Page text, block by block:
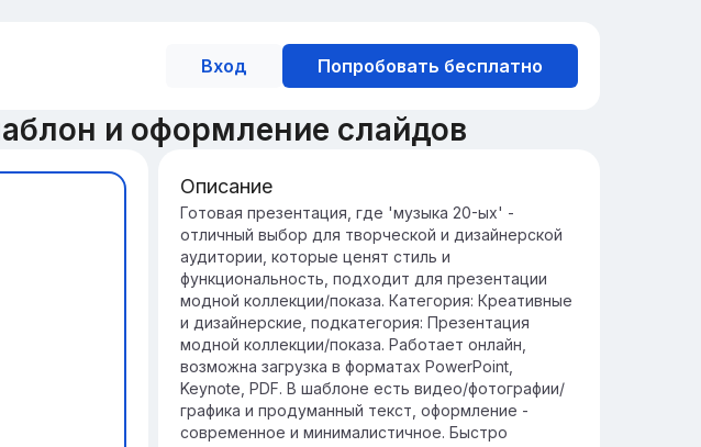
Вход Попробовать бесплатно
и оформление слайдов
Музыка 1920-х: История и значение
1920-е годы стали эпохой джаза и
культурного ренессанса, когда музыка
олицетворяла дух свободы и новых
возможностей.
Музыка 1920-х годов оказала значительное
влияние на развитие последующих
музыкальных жанров и формировала
социальные и культурные изменения.
Описание
Готовая презентация, где 'музыка 20-ых' -
отличный выбор для творческой и дизайнерской
аудитории, которые ценят стиль и
функциональность, подходит для презентации
модной коллекции/показа. Категория: Креативные
и дизайнерские, подкатегория: Презентация
модной коллекции/показа. Работает онлайн,
возможна загрузка в форматах PowerPoint,
Keynote, PDF. В шаблоне есть видео/фотографии/
графика и продуманный текст, оформление -
современное и минималистичное. Быстро